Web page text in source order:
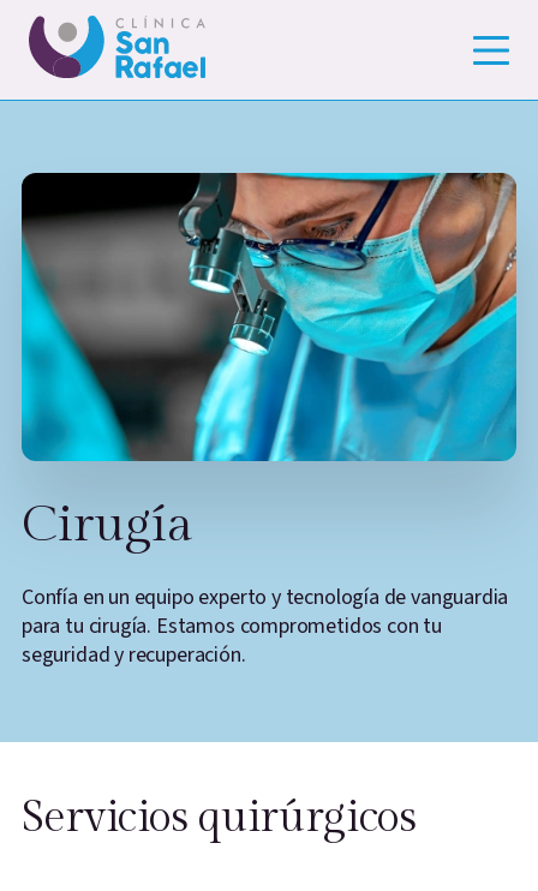
Cirugía
Confía en un equipo experto y tecnología de vanguardia
para tu cirugía. Estamos comprometidos con tu
seguridad y recuperación.
Servicios quirúrgicos